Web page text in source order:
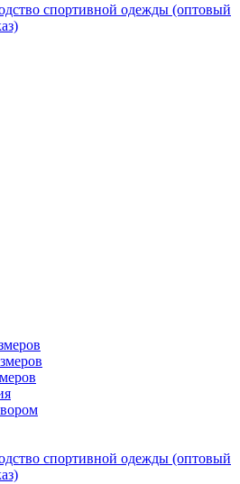
спортивной одежды (оптовый
спортивной одежды (оптовый